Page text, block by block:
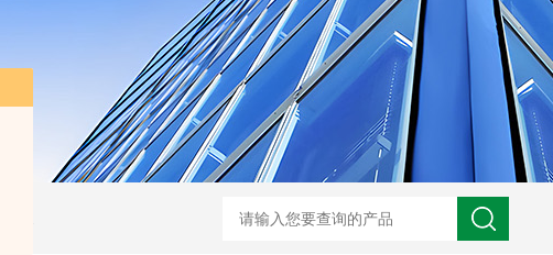
JW-5405A复合盐雾试验箱